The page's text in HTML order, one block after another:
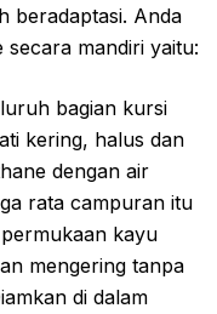
beradaptasi. Anda
secara mandiri yaitu:
bagian kursi
kering, halus dan
dengan air
rata campuran itu
kayu
mengering tanpa
di dalam